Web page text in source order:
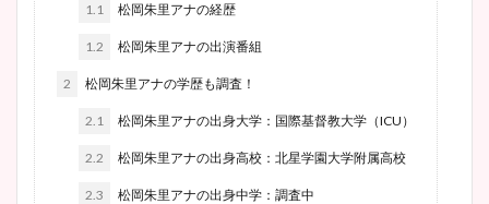
1.1 松岡朱里アナの経歴
1.2 松岡朱里アナの出演番組
2 松岡朱里アナの学歴も調査！
2.1 松岡朱里アナの出身大学：国際基督教大学（ICU）
2.2 松岡朱里アナの出身高校：北星学園大学附属高校
2.3 松岡朱里アナの出身中学：調査中